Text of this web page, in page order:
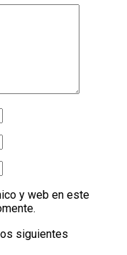
y web en este
siguientes